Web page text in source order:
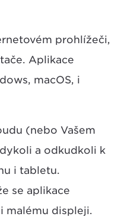
prohlížeči,
Aplikace
macOS, i
(nebo Vašem
a odkudkoli k
i tabletu.
se aplikace
malému displeji.